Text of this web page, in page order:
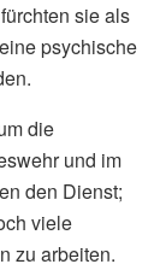
sie als
psychische
die
und im
den Dienst;
viele
zu arbeiten.